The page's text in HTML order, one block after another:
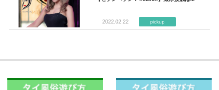
2022.02.22 pickup